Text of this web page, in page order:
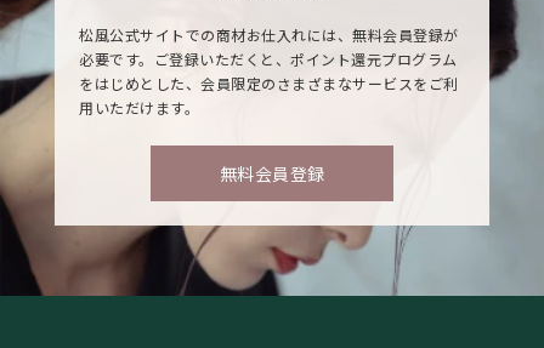
松風公式サイトでの商材お仕入れには、無料会員登録が
必要です。ご登録いただくと、ポイント還元プログラム
をはじめとした、会員限定のさまざまなサービスをご利
用いただけます。
無料会員登録